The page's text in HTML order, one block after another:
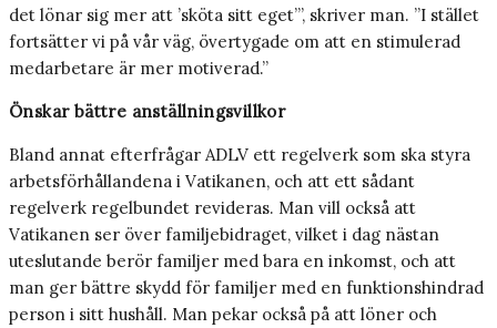
det lönar sig mer att ’sköta sitt eget’”, skriver man. ”I stället
fortsätter vi på vår väg, övertygade om att en stimulerad
medarbetare är mer motiverad.”
Önskar bättre anställningsvillkor
Bland annat efterfrågar ADLV ett regelverk som ska styra
arbetsförhållandena i Vatikanen, och att ett sådant
regelverk regelbundet revideras. Man vill också att
Vatikanen ser över familje­bidraget, vilket i dag nästan
uteslutande berör familjer med bara en inkomst, och att
man ger bättre skydd för familjer med en funktionshindrad
person i sitt hushåll. Man pekar också på att löner och